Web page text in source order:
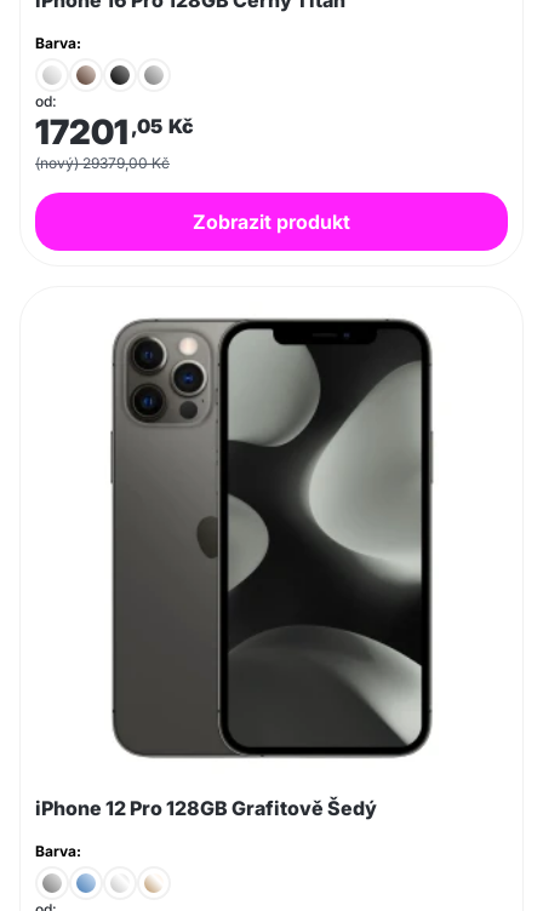
Barva:
od:
17201 ,05 Kč
(nový) 29379,00 Kč
Zobrazit produkt
iPhone 12 Pro 128GB Grafitově Šedý
Barva: